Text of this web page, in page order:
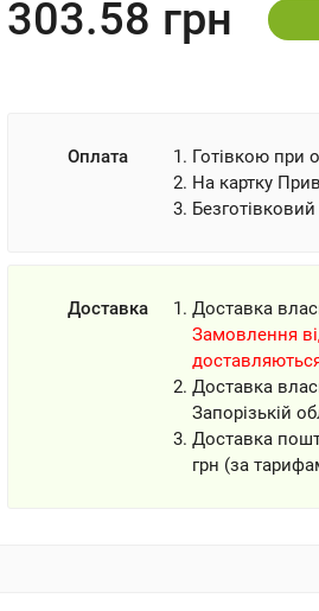
303.58 грн
Оплата
Готівкою при
На картку
Доставка Доставка
Замовлення
Доставка
Запорізькій
Доставка
грн (за